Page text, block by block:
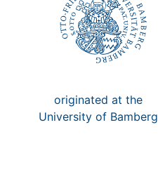
originated at the
University of Bamberg